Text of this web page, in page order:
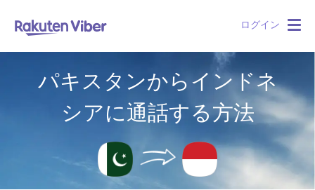
ログイン
パキスタンからインドネ
シアに通話する方法